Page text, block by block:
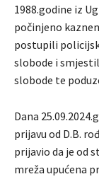
1988.godine iz
počinjeno
postupili
slobode i
slobode te
Dana
prijavu od D.B.
prijavio da je od
mreža upućena